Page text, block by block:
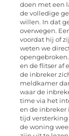
doen met een
de volledige
willen. In dat
overwegen.
voordat hij of
weten we
en de flitser af
de inbreker
meldkamer
waar de
time via het
en de inbreker
tijd versterking
de woning